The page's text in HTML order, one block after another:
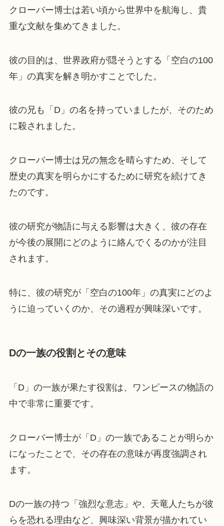
クローバー博士は若い頃から世界中を航海し、貴
重な文献を集めてきました。
彼の目的は、世界政府が隠そうとする「空白の100
年」の真実を解き明かすことでした。
彼の兄も「D」の名を持っていましたが、そのため
に殺されました。
クローバー博士は兄の無念を晴らすため、そして
歴史の真実を明らかにするために研究を続けてき
たのです。
彼の研究が物語に与える影響は大きく、彼の存在
が今後の展開にどのように絡んでくるのかが注目
されます。
特に、彼の研究が「空白の100年」の真実にどのよ
うに迫っていくのか、その過程が興味深いです。
Dの一族の役割とその意味
「D」の一族が果たす役割は、ワンピースの物語の
中で非常に重要です。
クローバー博士が「D」の一族であることが明らか
になったことで、その存在の意味が再度強調され
ます。
Dの一族の持つ「強烈な意志」や、天竜人たちが彼
らを恐れる理由など、興味深い背景が描かれてい